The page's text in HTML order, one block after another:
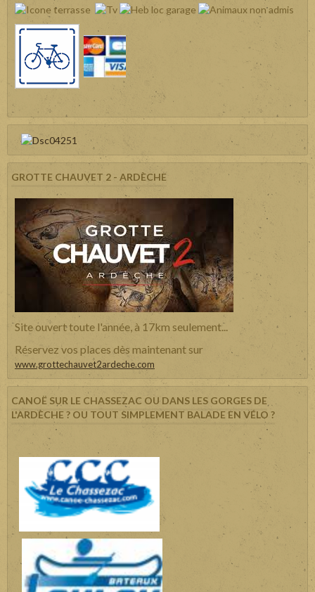
GROTTE CHAUVET 2 - ARDÈCHE
Site ouvert toute l'année, à 17km seulement...
Réservez vos places dès maintenant sur
www.grottechauvet2ardeche.com
CANOË SUR LE CHASSEZAC OU DANS LES GORGES DE
L'ARDÈCHE ? OU TOUT SIMPLEMENT BALADE EN VÉLO ?